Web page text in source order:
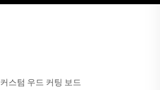
커스텀 우드 커팅 보드